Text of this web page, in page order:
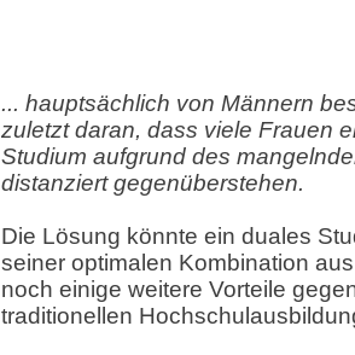
... hauptsächlich von Männern
zuletzt daran, dass viele Frauen
Studium aufgrund des
distanziert gegenüberstehen.
Die Lösung könnte ein duales
seiner optimalen Kombination
noch einige weitere Vorteile
traditionellen